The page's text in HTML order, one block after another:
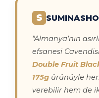
S
"Almanya’nın
efsanesi
Double Fruit
175g ürünüyle
verebilir hem de